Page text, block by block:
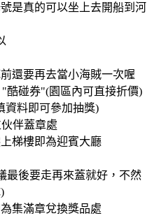
是真的可以坐上去開船到河
還要再去當小海賊一次喔
酷碰券"(園區內可直接折價)
資料即可參加抽獎)
伴蓋章處
梯樓即為迎賓大廳
最後要走再來蓋就好，不然
集滿章兌換獎品處